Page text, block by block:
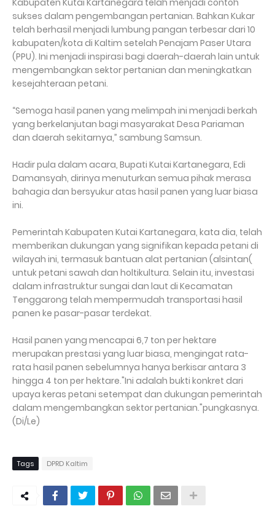
Kabupaten Kutai Kartanegara telah menjadi contoh
sukses dalam pengembangan pertanian. Bahkan Kukar
telah berhasil menjadi lumbung pangan terbesar dari 10
kabupaten/kota di Kaltim setelah Penajam Paser Utara
(PPU). Ini menjadi inspirasi bagi daerah-daerah lain untuk
mengembangkan sektor pertanian dan meningkatkan
kesejahteraan petani.
“Semoga hasil panen yang melimpah ini menjadi berkah
yang berkelanjutan bagi masyarakat Desa Pariaman
dan daerah sekitarnya,” sambung Samsun.
Hadir pula dalam acara, Bupati Kutai Kartanegara, Edi
Damansyah, dirinya menuturkan semua pihak merasa
bahagia dan bersyukur atas hasil panen yang luar biasa
ini.
Pemerintah Kabupaten Kutai Kartanegara, kata dia, telah
memberikan dukungan yang signifikan kepada petani di
wilayah ini, termasuk bantuan alat pertanian (alsintan(
untuk petani sawah dan holtikultura. Selain itu, investasi
dalam infrastruktur sungai dan laut di Kecamatan
Tenggarong telah mempermudah transportasi hasil
panen ke pasar-pasar terdekat.
Hasil panen yang mencapai 6,7 ton per hektare
merupakan prestasi yang luar biasa, mengingat rata-
rata hasil panen sebelumnya hanya berkisar antara 3
hingga 4 ton per hektare."Ini adalah bukti konkret dari
upaya keras petani setempat dan dukungan pemerintah
dalam mengembangkan sektor pertanian."pungkasnya.
(Di/Le)
Tags DPRD Kaltim